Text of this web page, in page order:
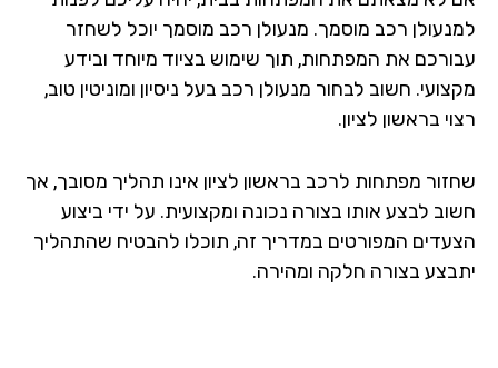
רכב מוסמך. מנעולן רכב מוסמך יוכל לשחזר
את המפתחות, תוך שימוש בציוד מיוחד ובידע
חשוב לבחור מנעולן רכב בעל ניסיון ומוניטין טוב,
בראשון לציון.
מפתחות לרכב בראשון לציון אינו תהליך מסובך, אך
לבצע אותו בצורה נכונה ומקצועית. על ידי ביצוע
המפורטים במדריך זה, תוכלו להבטיח שהתהליך
בצורה חלקה ומהירה.